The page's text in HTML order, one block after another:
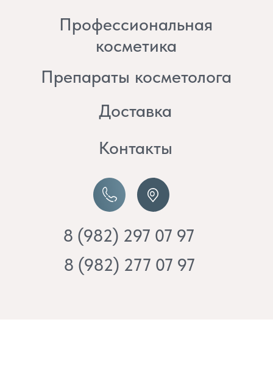
8 (982) 297 07 97
8 (982) 277 07 97